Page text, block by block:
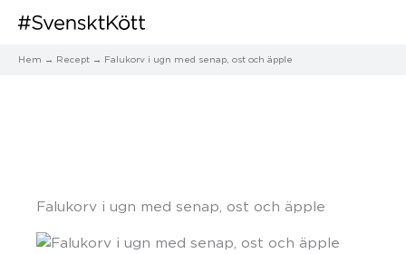
Hem Recept Falukorv i ugn med senap, ost och äpple
Falukorv i ugn med senap, ost och äpple